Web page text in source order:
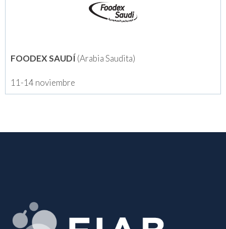
FOODEX SAUDÍ (Arabia Saudita)
11-14 noviembre